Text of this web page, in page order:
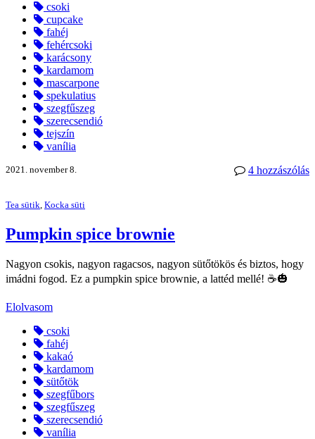
csoki
cupcake
fahéj
fehércsoki
karácsony
kardamom
mascarpone
spekulatius
szegfűszeg
szerecsendió
tejszín
vanília
4 hozzászólás
2021. november 8.
Tea sütik Kocka süti
Pumpkin spice brownie
Nagyon csokis, nagyon ragacsos, nagyon sütőtökös és biztos, hogy
imádni fogod. Ez a pumpkin spice brownie, a lattéd mellé! ☕🎃
Elolvasom
csoki
fahéj
kakaó
kardamom
sütőtök
szegfűbors
szegfűszeg
szerecsendió
vanília